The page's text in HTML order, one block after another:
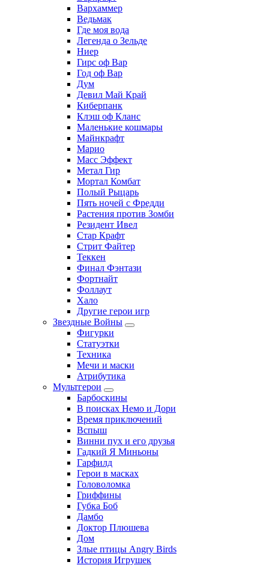
Вархаммер
Ведьмак
Где моя вода
Легенда о Зельде
Ниер
Гирс оф Вар
Год оф Вар
Дум
Девил Май Край
Киберпанк
Клэш оф Кланс
Маленькие кошмары
Майнкрафт
Марио
Масс Эффект
Метал Гир
Мортал Комбат
Полый Рыцарь
Пять ночей с Фредди
Растения против Зомби
Резидент Ивел
Стар Крафт
Стрит Файтер
Теккен
Финал Фэнтази
Фортнайт
Фоллаут
Хало
Другие герои игр
Звездные Войны
Фигурки
Статуэтки
Техника
Мечи и маски
Атрибутика
Мультгерои
Барбоскины
В поисках Немо и Дори
Время приключений
Вспыш
Винни пух и его друзья
Гадкий Я Миньоны
Гарфилд
Герои в масках
Головоломка
Гриффины
Губка Боб
Дамбо
Доктор Плюшева
Дом
Злые птицы Angry Birds
История Игрушек